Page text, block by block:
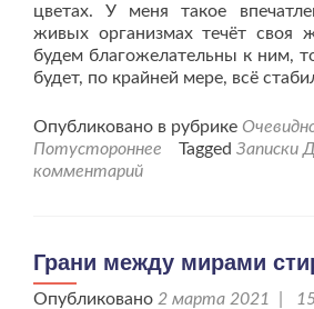
цветах. У меня такое
живых организмах течёт своя
будем благожелательны к ним,
будет, по крайней мере, всё
Опубликовано в рубрике
Потустороннее
Tagged Записки
комментарий
Грани между мирами
Опубликовано 2 марта 2021 |